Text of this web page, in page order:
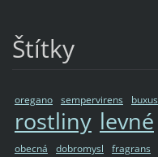
Štítky
oregano sempervirens buxus
rostliny levné
obecná dobromysl fragrans